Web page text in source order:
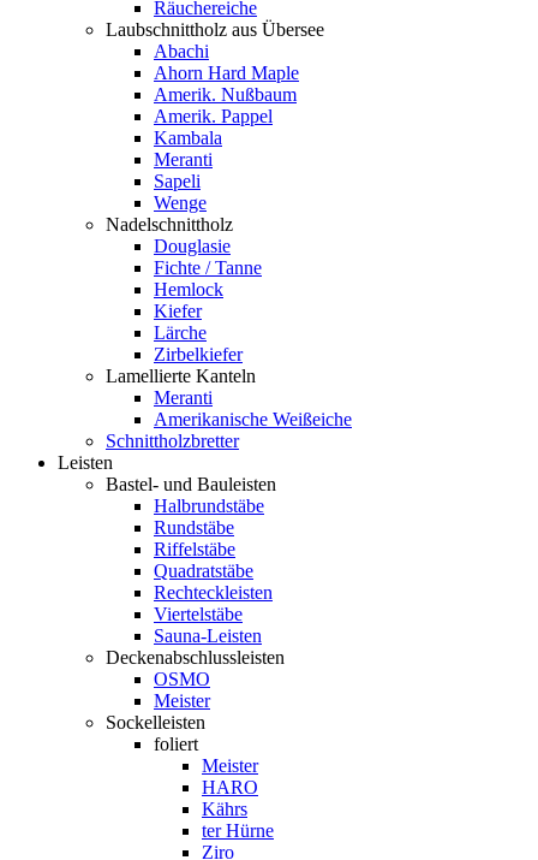
Räuchereiche
Laubschnittholz aus Übersee
Abachi
Ahorn Hard Maple
Amerik. Nußbaum
Amerik. Pappel
Kambala
Meranti
Sapeli
Wenge
Nadelschnittholz
Douglasie
Fichte / Tanne
Hemlock
Kiefer
Lärche
Zirbelkiefer
Lamellierte Kanteln
Meranti
Amerikanische Weißeiche
Schnittholzbretter
Leisten
Bastel- und Bauleisten
Halbrundstäbe
Rundstäbe
Riffelstäbe
Quadratstäbe
Rechteckleisten
Viertelstäbe
Sauna-Leisten
Deckenabschlussleisten
OSMO
Meister
Sockelleisten
foliert
Meister
HARO
Kährs
ter Hürne
Ziro